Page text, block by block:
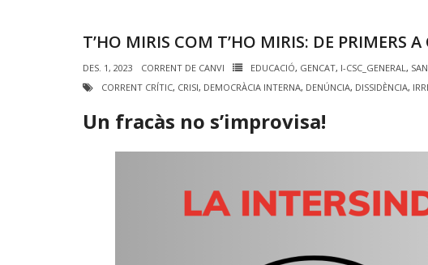
T’HO MIRIS COM T’HO MIRIS: DE PRIMERS
DES. 1, 2023 CORRENT DE CANVI EDUCACIÓ, GENCAT, I-CSC_GENERAL,
CORRENT CRÍTIC, CRISI, DEMOCRÀCIA INTERNA, DENÚNCIA, DISSIDÈNCIA,
Un fracàs no s’improvisa!